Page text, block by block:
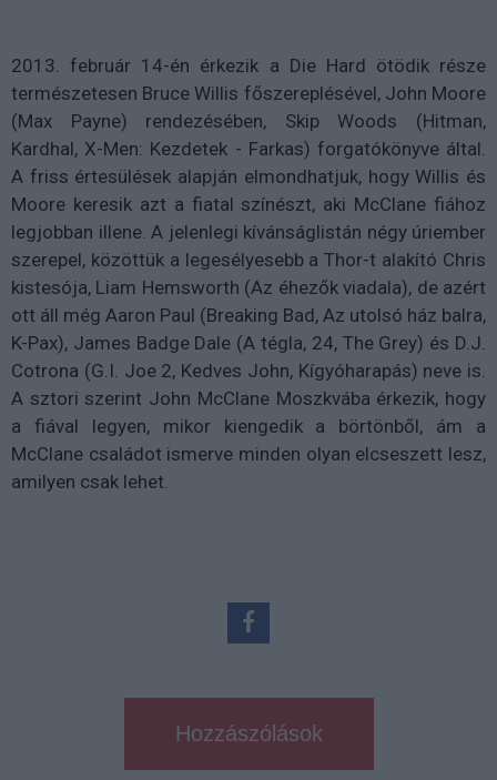
2013. február 14-én érkezik a Die Hard ötödik része
természetesen Bruce Willis főszereplésével, John Moore
(Max Payne) rendezésében, Skip Woods (Hitman,
Kardhal, X-Men: Kezdetek - Farkas) forgatókönyve által.
A friss értesülések alapján elmondhatjuk, hogy Willis és
Moore keresik azt a fiatal színészt, aki McClane fiához
legjobban illene. A jelenlegi kívánságlistán négy úriember
szerepel, közöttük a legesélyesebb a Thor-t alakító Chris
kistesója, Liam Hemsworth (Az éhezők viadala), de azért
ott áll még Aaron Paul (Breaking Bad, Az utolsó ház balra,
K-Pax), James Badge Dale (A tégla, 24, The Grey) és D.J.
Cotrona (G.I. Joe 2, Kedves John, Kígyóharapás) neve is.
A sztori szerint John McClane Moszkvába érkezik, hogy
a fiával legyen, mikor kiengedik a börtönből, ám a
McClane családot ismerve minden olyan elcseszett lesz,
amilyen csak lehet.
Hozzászólások